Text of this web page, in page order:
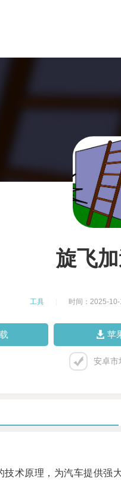
旋飞
工具 时间：2025-10-
苹
安卓市
原理，为汽车提供强